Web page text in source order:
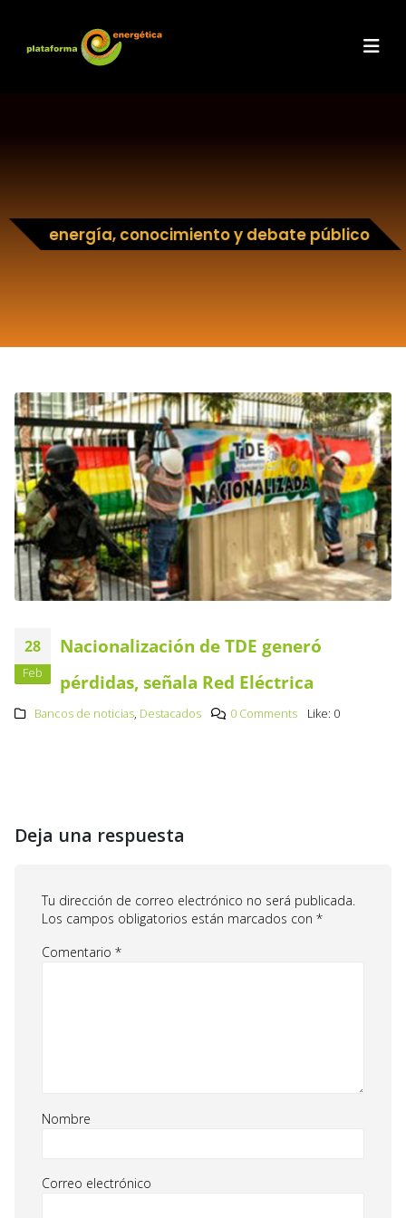
energía, conocimiento y debate público
28
Feb
Nacionalización de TDE generó
pérdidas, señala Red Eléctrica
Bancos de noticias, Destacados 0 Comments Like: 0
Deja una respuesta
Tu dirección de correo electrónico no será publicada.
Los campos obligatorios están marcados con *
Comentario *
Nombre
Correo electrónico